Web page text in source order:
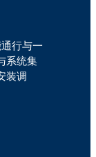
行与一
系统集
装调